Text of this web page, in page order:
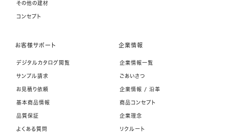
その他の建材
コンセプト
お客様サポート
デジタルカタログ閲覧
サンプル請求
お見積り依頼
基本商品情報
品質保証
よくある質問
企業情報
企業情報一覧
ごあいさつ
企業情報 / 沿革
商品コンセプト
企業理念
リクルート